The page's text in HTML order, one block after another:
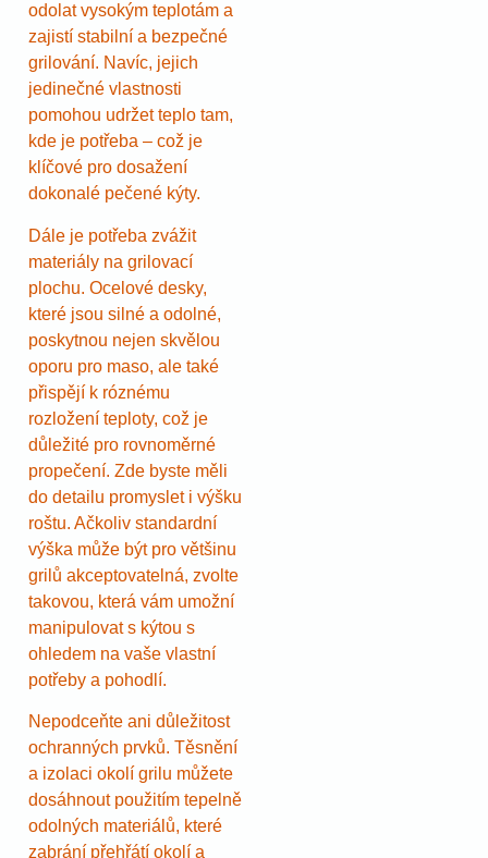
odolat vysokým teplotám a
zajistí stabilní a bezpečné
grilování. Navíc, jejich
jedinečné vlastnosti
pomohou udržet teplo tam,
kde je potřeba – což je
klíčové pro dosažení
dokonalé pečené kýty.
Dále je potřeba zvážit
materiály na grilovací
plochu. Ocelové desky,
které jsou silné a odolné,
poskytnou nejen skvělou
oporu pro maso, ale také
přispějí k róznému
rozložení teploty, což je
důležité pro rovnoměrné
propečení. Zde byste měli
do detailu promyslet i výšku
roštu. Ačkoliv standardní
výška může být pro většinu
grilů akceptovatelná, zvolte
takovou, která vám umožní
manipulovat s kýtou s
ohledem na vaše vlastní
potřeby a pohodlí.
Nepodceňte ani důležitost
ochranných prvků. Těsnění
a izolaci okolí grilu můžete
dosáhnout použitím tepelně
odolných materiálů, které
zabrání přehřátí okolí a